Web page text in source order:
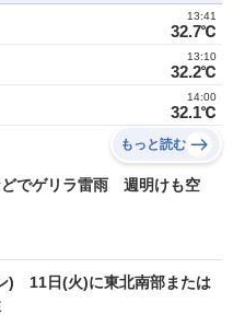
32.7℃
13:41
32.2℃
13:10
32.1℃
14:00
もっと読む
どでゲリラ雷雨 週明けも空
) 11日(火)に東北南部または